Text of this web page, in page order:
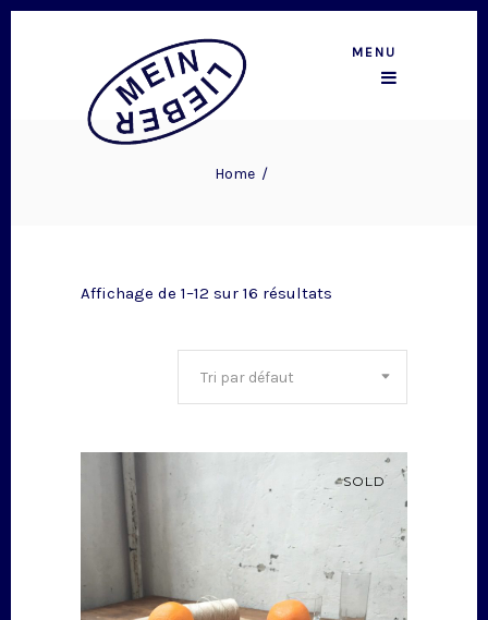
MENU
Home/
Affichage de 1–12 sur 16 résultats
Tri par défaut
SOLD